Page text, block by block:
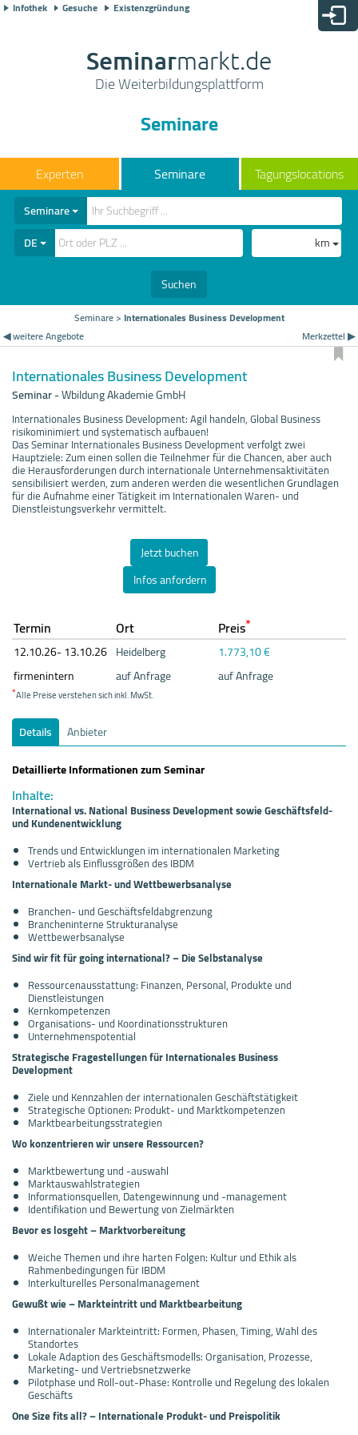
Infothek Gesuche Existenzgründung
Seminarmarkt.de
Die Weiterbildungsplattform
Seminare
Seminare Tagungslocations
Seminare
DE
km
Suchen
Seminare> Internationales Business Development
◀ weitere Angebote
Merkzettel ▶
Internationales Business Development
Seminar-Wbildung Akademie GmbH
Internationales Business Development: Agil handeln, Global Business
risikominimiert und systematisch aufbauen!
Das Seminar Internationales Business Development verfolgt zwei
Hauptziele: Zum einen sollen die Teilnehmer für die Chancen, aber auch
die Herausforderungen durch internationale Unternehmensaktivitäten
sensibilisiert werden, zum anderen werden die wesentlichen Grundlagen
für die Aufnahme einer Tätigkeit im Internationalen Waren- und
Dienstleistungsverkehr vermittelt.
Jetzt buchen
Infos anfordern
Termin Ort Preis*
12.10.26- 13.10.26 Heidelberg
1.773,10 €
firmenintern
auf Anfrage auf Anfrage
*Alle Preise verstehen sich inkl. MwSt.
Details
Anbieter
Detaillierte Informationen zum Seminar
Inhalte:
International vs. National Business Development sowie Geschäftsfeld-
und Kundenentwicklung
Trends und Entwicklungen im internationalen Marketing
Vertrieb als Einflussgrößen des IBDM
Internationale Markt- und Wettbewerbsanalyse
Branchen- und Geschäftsfeldabgrenzung
Brancheninterne Strukturanalyse
Wettbewerbsanalyse
Sind wir fit für going international? – Die Selbstanalyse
Ressourcenausstattung: Finanzen, Personal, Produkte und
Dienstleistungen
Kernkompetenzen
Organisations- und Koordinationsstrukturen
Unternehmenspotential
Strategische Fragestellungen für Internationales Business
Development
Ziele und Kennzahlen der internationalen Geschäftstätigkeit
Strategische Optionen: Produkt- und Marktkompetenzen
Marktbearbeitungsstrategien
Wo konzentrieren wir unsere Ressourcen?
Marktbewertung und -auswahl
Marktauswahlstrategien
Informationsquellen, Datengewinnung und -management
Identifikation und Bewertung von Zielmärkten
Bevor es losgeht – Marktvorbereitung
Weiche Themen und ihre harten Folgen: Kultur und Ethik als
Rahmenbedingungen für IBDM
Interkulturelles Personalmanagement
Gewußt wie – Markteintritt und Marktbearbeitung
Internationaler Markteintritt: Formen, Phasen, Timing, Wahl des
Standortes
Lokale Adaption des Geschäftsmodells: Organisation, Prozesse,
Marketing- und Vertriebsnetzwerke
Pilotphase und Roll-out-Phase: Kontrolle und Regelung des lokalen
Geschäfts
One Size fits all? – Internationale Produkt- und Preispolitik